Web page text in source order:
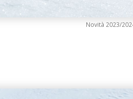
Novità 2023/